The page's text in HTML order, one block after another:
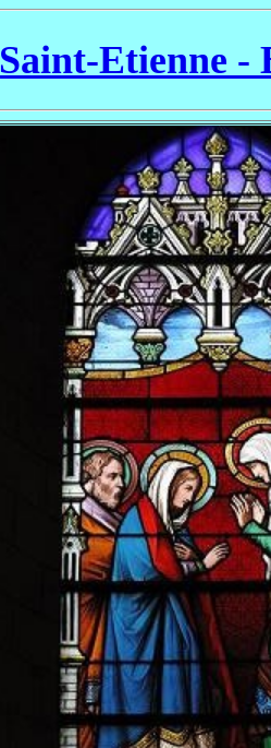
Saint-Etienne -